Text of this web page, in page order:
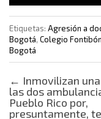
Etiquetas: Agresión a
Bogotá, Colegio Fontibón
Bogotá
Post navigation
← Inmovilizan
las dos
Pueblo Rico por,
presuntamente,